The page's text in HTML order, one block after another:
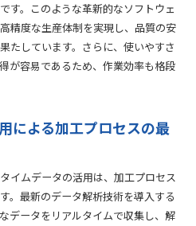
す。このような革新的なソフトウェ
精度な生産体制を実現し、品質の安
たしています。さらに、使いやすさ
が容易であるため、作業効率も格段
による加工プロセスの最
イムデータの活用は、加工プロセス
。最新のデータ解析技術を導入する
データをリアルタイムで収集し、解